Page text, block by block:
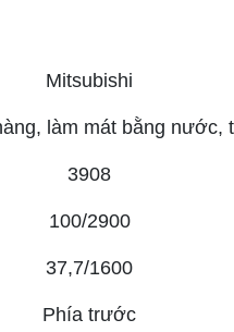
Mitsubishi
làm mát bằng nước,
3908
100/2900
37,7/1600
Phía trước